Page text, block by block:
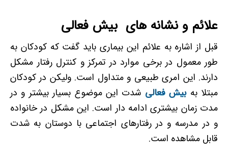
علائم و نشانه های بیش فعالی
قبل از اشاره به علائم این بیماری باید گفت که کودکان به
طور معمول در برخی موارد در تمرکز و کنترل رفتار مشکل
دارند. این امری طبیعی و متداول است. ولیکن در کودکان
مبتلا بهبیش فعالی شدت این موضوع بسیار بیشتر و در
مدت زمان بیشتری ادامه دار است. این مشکل در خانواده
و در مدرسه و در رفتارهای اجتماعی با دوستان به شدت
قابل مشاهده است.